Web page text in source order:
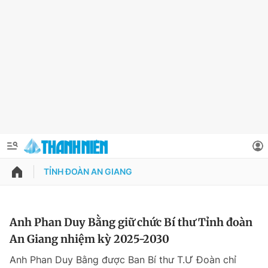
QUẢNG CÁO
Thông tin tài khoản
Đổi mật khẩu
TỈNH ĐOÀN AN GIANG
Anh Phan Duy Bằng giữ chức Bí thư Tỉnh đoàn
An Giang nhiệm kỳ 2025-2030
Anh Phan Duy Bằng được Ban Bí thư T.Ư Đoàn chỉ